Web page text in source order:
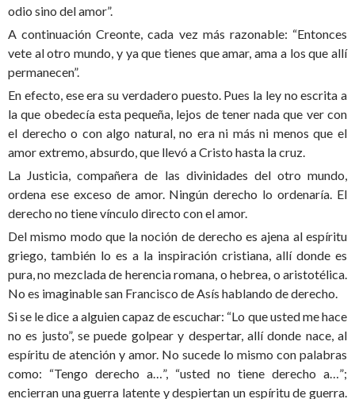
odio sino del amor”.
A continuación Creonte, cada vez más razonable: “Entonces
vete al otro mundo, y ya que tienes que amar, ama a los que allí
permanecen”.
En efecto, ese era su verdadero puesto. Pues la ley no escrita a
la que obedecía esta pequeña, lejos de tener nada que ver con
el derecho o con algo natural, no era ni más ni menos que el
amor extremo, absurdo, que llevó a Cristo hasta la cruz.
La Justicia, compañera de las divinidades del otro mundo,
ordena ese exceso de amor. Ningún derecho lo ordenaría. El
derecho no tiene vínculo directo con el amor.
Del mismo modo que la noción de derecho es ajena al espíritu
griego, también lo es a la inspiración cristiana, allí donde es
pura, no mezclada de herencia romana, o hebrea, o aristotélica.
No es imaginable san Francisco de Asís hablando de derecho.
Si se le dice a alguien capaz de escuchar: “Lo que usted me hace
no es justo”, se puede golpear y despertar, allí donde nace, al
espíritu de atención y amor. No sucede lo mismo con palabras
como: “Tengo derecho a…”, “usted no tiene derecho a…”;
encierran una guerra latente y despiertan un espíritu de guerra.